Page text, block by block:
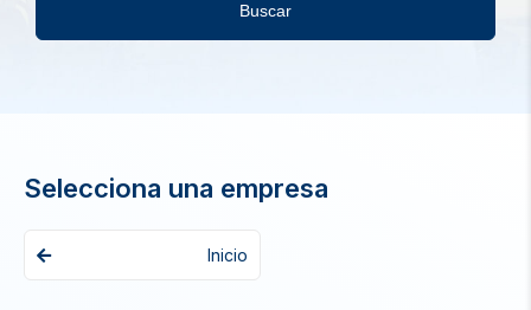
Buscar
Selecciona una empresa
Inicio